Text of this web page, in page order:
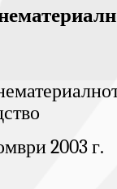
2003 г.